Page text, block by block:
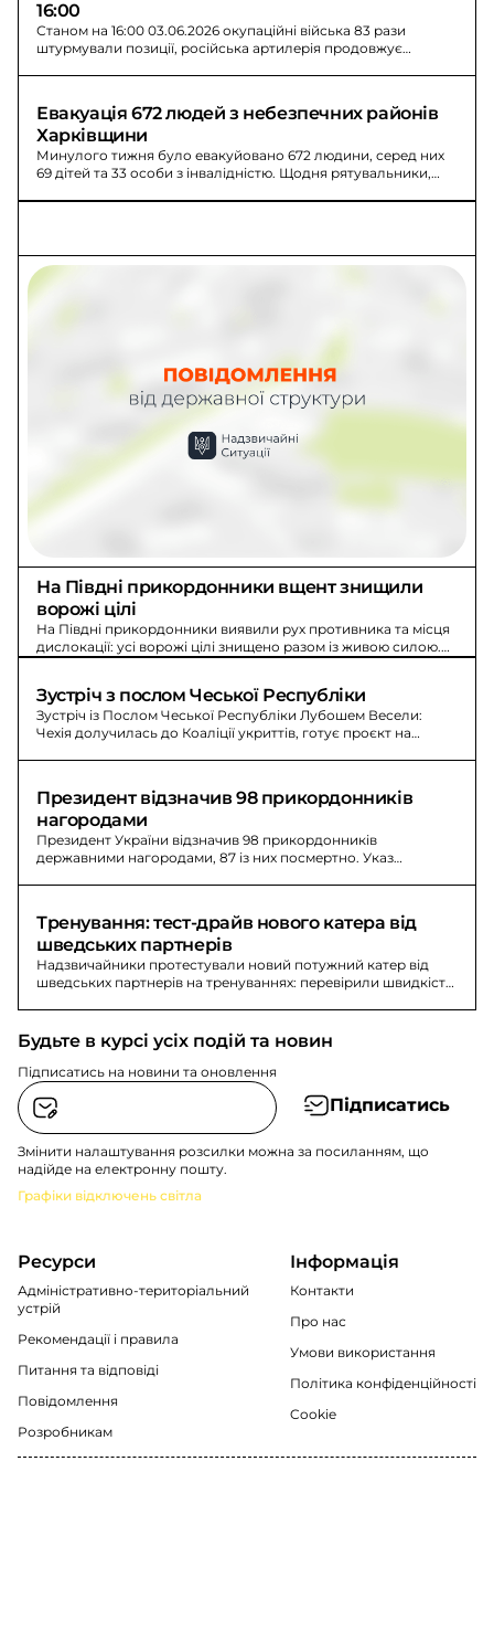
16:00
Станом на 16:00 03.06.2026 окупаційні війська 83 рази
штурмували позиції, російська артилерія продовжує
Евакуація 672 людей з небезпечних районів
Харківщини
Минулого тижня було евакуйовано 672 людини, серед них
69 дітей та 33 особи з інвалідністю. Щодня рятувальники,
На Півдні прикордонники вщент знищили
ворожі цілі
На Півдні прикордонники виявили рух противника та місця
дислокації: усі ворожі цілі знищено разом із живою силою.
Зустріч з послом Чеської Республіки
Зустріч із Послом Чеської Республіки Лубошем Весели:
Чехія долучилась до Коаліції укриттів, готує проєкт на
Президент відзначив 98 прикордонників
нагородами
Президент України відзначив 98 прикордонників
державними нагородами, 87 із них посмертно. Указ
Тренування: тест-драйв нового катера від
шведських партнерів
Надзвичайники протестували новий потужний катер від
шведських партнерів на тренуваннях: перевірили швидкість,
Будьте в курсі усіх подій та новин
Підписатись на новини та оновлення
Підписатись
Змінити налаштування розсилки можна за посиланням, що
надійде на електронну пошту.
Графіки відключень світла
Ресурси
Адміністративно-територіальний
устрій
Рекомендації i правила
Питання та відповіді
Повідомлення
Розробникам
Інформація
Контакти
Про нас
Умови використання
Політика конфіденційності
Cookie